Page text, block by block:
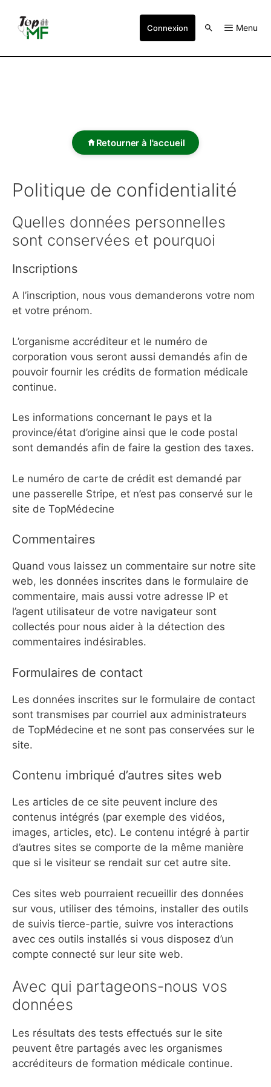
Connexion Menu
Retourner à l'accueil
Politique de confidentialité
Quelles données personnelles
sont conservées et pourquoi
Inscriptions
A l’inscription, nous vous demanderons votre nom
et votre prénom.
L’organisme accréditeur et le numéro de
corporation vous seront aussi demandés afin de
pouvoir fournir les crédits de formation médicale
continue.
Les informations concernant le pays et la
province/état d’origine ainsi que le code postal
sont demandés afin de faire la gestion des taxes.
Le numéro de carte de crédit est demandé par
une passerelle Stripe, et n’est pas conservé sur le
site de TopMédecine
Commentaires
Quand vous laissez un commentaire sur notre site
web, les données inscrites dans le formulaire de
commentaire, mais aussi votre adresse IP et
l’agent utilisateur de votre navigateur sont
collectés pour nous aider à la détection des
commentaires indésirables.
Formulaires de contact
Les données inscrites sur le formulaire de contact
sont transmises par courriel aux administrateurs
de TopMédecine et ne sont pas conservées sur le
site.
Contenu imbriqué d’autres sites web
Les articles de ce site peuvent inclure des
contenus intégrés (par exemple des vidéos,
images, articles, etc). Le contenu intégré à partir
d’autres sites se comporte de la même manière
que si le visiteur se rendait sur cet autre site.
Ces sites web pourraient recueillir des données
sur vous, utiliser des témoins, installer des outils
de suivis tierce-partie, suivre vos interactions
avec ces outils installés si vous disposez d’un
compte connecté sur leur site web.
Avec qui partageons-nous vos
données
Les résultats des tests effectués sur le site
peuvent être partagés avec les organismes
accréditeurs de formation médicale continue.